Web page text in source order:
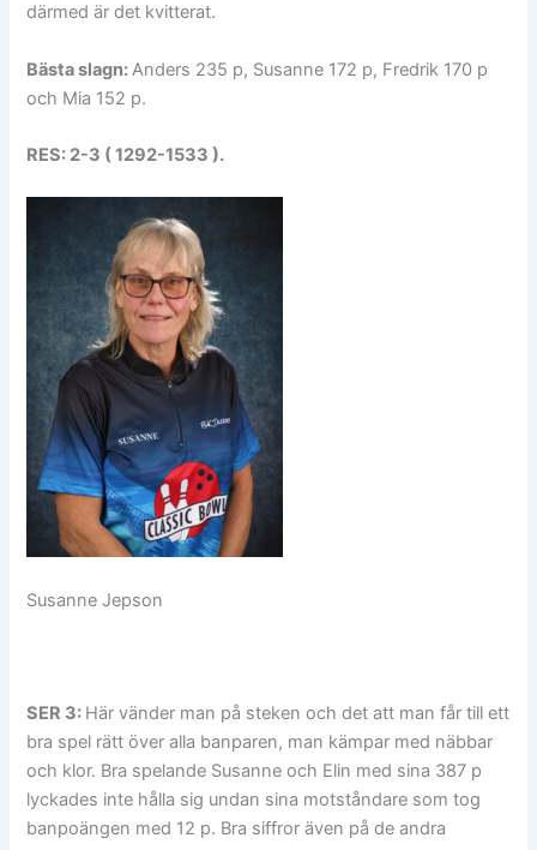
därmed är det kvitterat.
Bästa slagn:Anders 235 p, Susanne 172 p, Fredrik 170 p
och Mia 152 p.
RES: 2-3 ( 1292-1533 ).
Susanne Jepson
SER 3: Här vänder man på steken och det att man får till ett
bra spel rätt över alla banparen, man kämpar med näbbar
och klor. Bra spelande Susanne och Elin med sina 387 p
lyckades inte hålla sig undan sina motståndare som tog
banpoängen med 12 p. Bra siffror även på de andra